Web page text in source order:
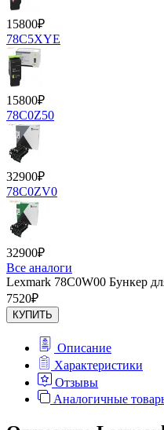
15800₽
78C5XYE
15800₽
78C0Z50
32900₽
78C0ZV0
32900₽
Все аналоги
Lexmark 78C0W00 Бункер
7520₽
КУПИТЬ
Описание
Характеристики
Отзывы
Аналогичные